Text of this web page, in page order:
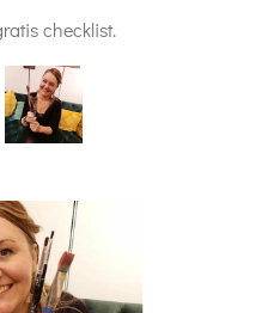
checklist.